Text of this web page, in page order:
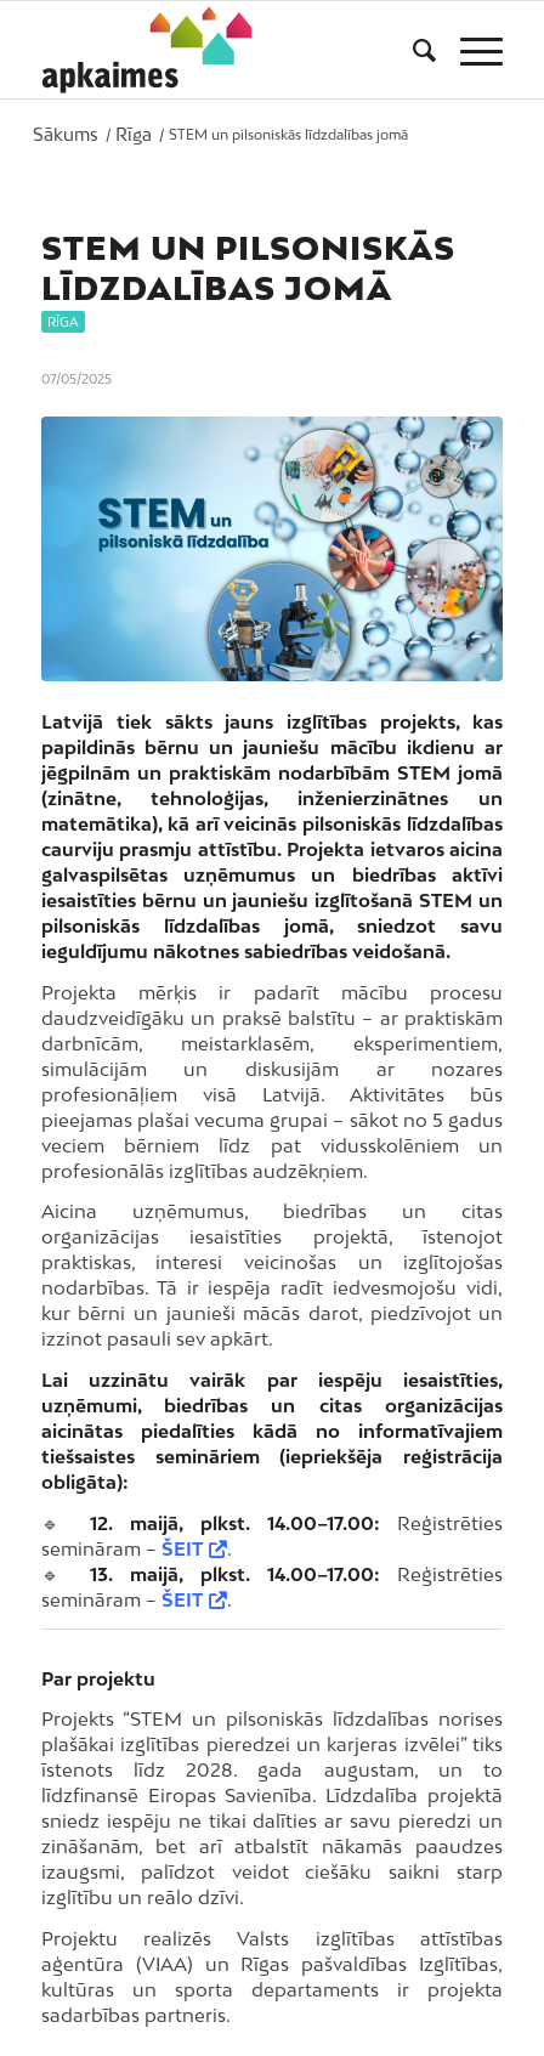
Sākums / Rīga / STEM un pilsoniskās līdzdalības jomā
STEM UN PILSONISKĀS
LĪDZDALĪBAS JOMĀ
RĪGA
07/05/2025
Latvijā tiek sākts jauns izglītības projekts, kas
papildinās bērnu un jauniešu mācību ikdienu ar
jēgpilnām un praktiskām nodarbībām STEM jomā
(zinātne, tehnoloģijas, inženierzinātnes un
matemātika), kā arī veicinās pilsoniskās līdzdalības
caurviju prasmju attīstību. Projekta ietvaros aicina
galvaspilsētas uzņēmumus un biedrības aktīvi
iesaistīties bērnu un jauniešu izglītošanā STEM un
pilsoniskās līdzdalības jomā, sniedzot savu
ieguldījumu nākotnes sabiedrības veidošanā.
Projekta mērķis ir padarīt mācību procesu
daudzveidīgāku un praksē balstītu – ar praktiskām
darbnīcām, meistarklasēm, eksperimentiem,
simulācijām un diskusijām ar nozares
profesionāļiem visā Latvijā. Aktivitātes būs
pieejamas plašai vecuma grupai – sākot no 5 gadus
veciem bērniem līdz pat vidusskolēniem un
profesionālās izglītības audzēkņiem.
Aicina uzņēmumus, biedrības un citas
organizācijas iesaistīties projektā, īstenojot
praktiskas, interesi veicinošas un izglītojošas
nodarbības. Tā ir iespēja radīt iedvesmojošu vidi,
kur bērni un jaunieši mācās darot, piedzīvojot un
izzinot pasauli sev apkārt.
Lai uzzinātu vairāk par iespēju iesaistīties,
uzņēmumi, biedrības un citas organizācijas
aicinātas piedalīties kādā no informatīvajiem
tiešsaistes semināriem (iepriekšēja reģistrācija
obligāta):
🔹12. maijā, plkst. 14.00–17.00: Reģistrēties
semināram – ŠEIT
.
🔹13. maijā, plkst. 14.00–17.00: Reģistrēties
semināram – ŠEIT .
Par projektu
Projekts “STEM un pilsoniskās līdzdalības norises
plašākai izglītības pieredzei un karjeras izvēlei” tiks
īstenots līdz 2028. gada augustam, un to
līdzfinansē Eiropas Savienība. Līdzdalība projektā
sniedz iespēju ne tikai dalīties ar savu pieredzi un
zināšanām, bet arī atbalstīt nākamās paaudzes
izaugsmi, palīdzot veidot ciešāku saikni starp
izglītību un reālo dzīvi.
Projektu realizēs Valsts izglītības attīstības
aģentūra (VIAA) un Rīgas pašvaldības Izglītības,
kultūras un sporta departaments ir projekta
sadarbības partneris.